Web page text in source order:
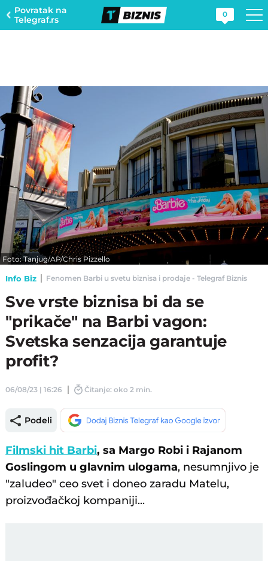
Povratak na
Telegraf.rs
0
Foto: Tanjug/AP/Chris Pizzello
Info Biz Fenomen Barbi u svetu biznisa i prodaje - Telegraf Biznis
Sve vrste biznisa bi da se
"prikače" na Barbi vagon:
Svetska senzacija garantuje
profit?
06/08/23 | 16:26 Čitanje: oko 2 min.
Podeli
Filmski hit Barbi, sa Margo Robi i Rajanom
Goslingom u glavnim ulogama, nesumnjivo je
"zaludeo" ceo svet i doneo zaradu Matelu,
proizvođačkoj kompaniji...